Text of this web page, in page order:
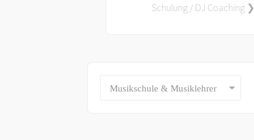
Schulung / DJ Coaching ❯
Musikschule & Musiklehrer